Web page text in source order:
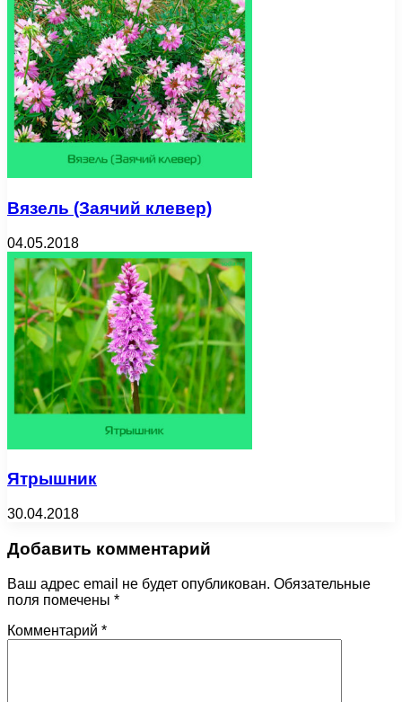
Вязель (Заячий клевер)
04.05.2018
Ятрышник
30.04.2018
Добавить комментарий
Ваш адрес email не будет опубликован. Обязательные
поля помечены *
Комментарий *